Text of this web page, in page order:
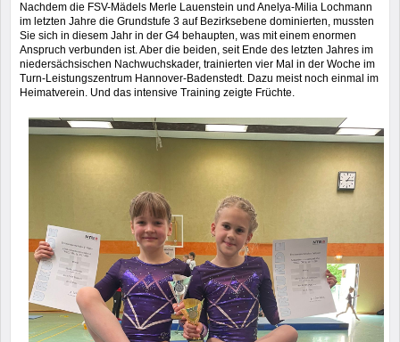
Nachdem die FSV-Mädels Merle Lauenstein und Anelya-Milia Lochmann
im letzten Jahre die Grundstufe 3 auf Bezirksebene dominierten, mussten
Sie sich in diesem Jahr in der G4 behaupten, was mit einem enormen
Anspruch verbunden ist. Aber die beiden, seit Ende des letzten Jahres im
niedersächsischen Nachwuchskader, trainierten vier Mal in der Woche im
Turn-Leistungszentrum Hannover-Badenstedt. Dazu meist noch einmal im
Heimatverein. Und das intensive Training zeigte Früchte.